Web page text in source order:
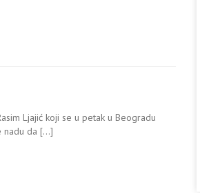
Ljajić koji se u petak u Beogradu
nadu da […]